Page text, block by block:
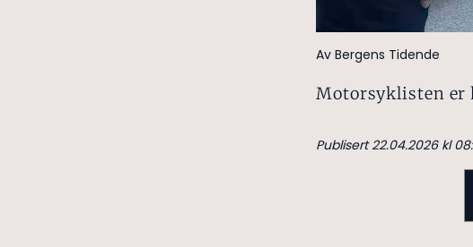
Av Bergens Tidende
Motorsyklisten er
Publisert 22.04.2026 kl